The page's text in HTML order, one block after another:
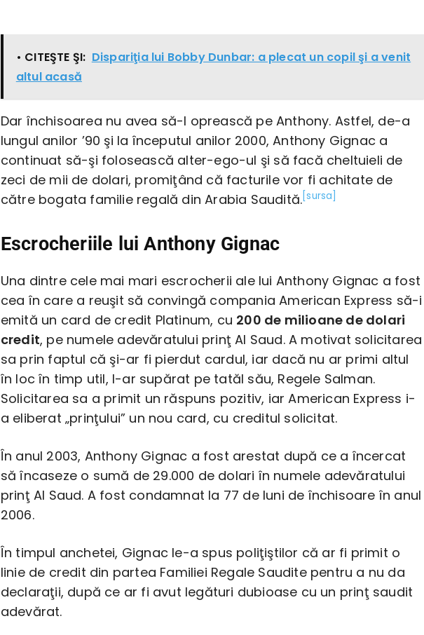
• CITEŞTE ŞI: Dispariţia lui Bobby Dunbar: a plecat un copil şi a venit
altul acasă
Dar închisoarea nu avea să-l oprească pe Anthony. Astfel, de-a
lungul anilor ’90 şi la începutul anilor 2000, Anthony Gignac a
continuat să-şi folosească alter-ego-ul şi să facă cheltuieli de
zeci de mii de dolari, promiţând că facturile vor fi achitate de
către bogata familie regală din Arabia Saudită. [sursa]
Escrocheriile lui Anthony Gignac
Una dintre cele mai mari escrocherii ale lui Anthony Gignac a fost
cea în care a reuşit să convingă compania American Express să-i
emită un card de credit Platinum, cu 200 de milioane de dolari
credit, pe numele adevăratului prinţ Al Saud. A motivat solicitarea
sa prin faptul că şi-ar fi pierdut cardul, iar dacă nu ar primi altul
în loc în timp util, l-ar supărat pe tatăl său, Regele Salman.
Solicitarea sa a primit un răspuns pozitiv, iar American Express i-
a eliberat „prinţului” un nou card, cu creditul solicitat.
În anul 2003, Anthony Gignac a fost arestat după ce a încercat
să încaseze o sumă de 29.000 de dolari în numele adevăratului
prinţ Al Saud. A fost condamnat la 77 de luni de închisoare în anul
2006.
În timpul anchetei, Gignac le-a spus poliţiştilor că ar fi primit o
linie de credit din partea Familiei Regale Saudite pentru a nu da
declaraţii, după ce ar fi avut legături dubioase cu un prinţ saudit
adevărat.